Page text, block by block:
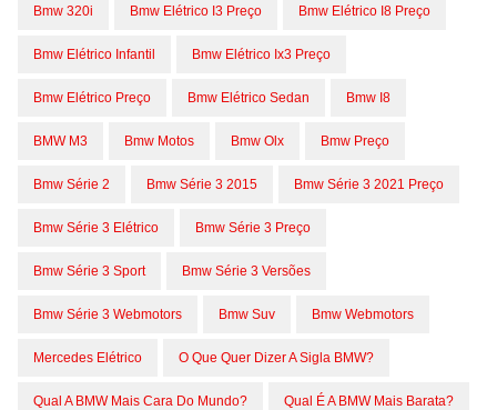
Bmw 320i Bmw Elétrico I3 Preço Bmw Elétrico I8 Preço
Bmw Elétrico Infantil Bmw Elétrico Ix3 Preço
Bmw Elétrico Preço Bmw Elétrico Sedan Bmw I8
BMW M3 Bmw Motos Bmw Olx Bmw Preço
Bmw Série 2 Bmw Série 3 2015 Bmw Série 3 2021 Preço
Bmw Série 3 Elétrico Bmw Série 3 Preço
Bmw Série 3 Sport Bmw Série 3 Versões
Bmw Série 3 Webmotors Bmw Suv Bmw Webmotors
Mercedes Elétrico O Que Quer Dizer A Sigla BMW?
Qual A BMW Mais Cara Do Mundo? Qual É A BMW Mais Barata?